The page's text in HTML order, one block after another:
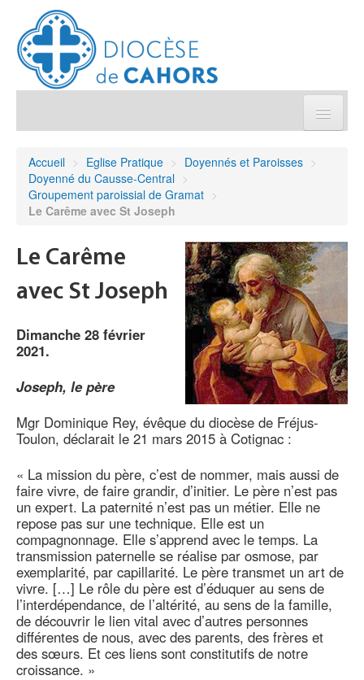
Démarches et sacrements
Agenda diocésain
Accueil > Eglise Pratique > Doyennés et Paroisses >
Doyenné du Causse-Central >
Groupement paroissial de Gramat >
Le Carême avec St Joseph
Le Carême
avec St Joseph
Dimanche 28 février
2021.
Joseph, le père
Mgr Dominique Rey, évêque du diocèse de Fréjus-
Toulon, déclarait le 21 mars 2015 à Cotignac :
« La mission du père, c’est de nommer, mais aussi de
faire vivre, de faire grandir, d’initier. Le père n’est pas
un expert. La paternité n’est pas un métier. Elle ne
repose pas sur une technique. Elle est un
compagnonnage. Elle s’apprend avec le temps. La
transmission paternelle se réalise par osmose, par
exemplarité, par capillarité. Le père transmet un art de
vivre. […] Le rôle du père est d’éduquer au sens de
l’interdépendance, de l’altérité, au sens de la famille,
de découvrir le lien vital avec d’autres personnes
différentes de nous, avec des parents, des frères et
des sœurs. Et ces liens sont constitutifs de notre
croissance. »